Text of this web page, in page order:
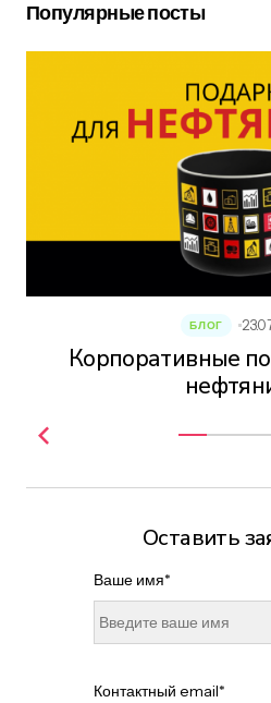
Популярные посты
Корпоративные
БЛОГ
Оставить
Ваше имя*
Контактный email*